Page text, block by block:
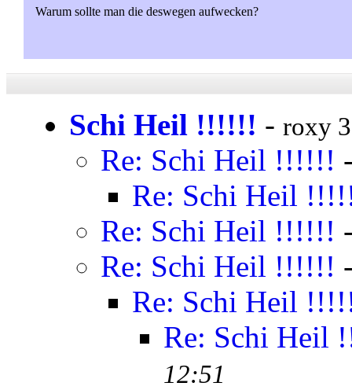
Warum sollte man die deswegen aufwecken?
Schi Heil !!!!!! - roxy
Re: Schi Heil !!!!!!
Re: Schi Heil
Re: Schi Heil !!!!!!
Re: Schi Heil !!!!!!
Re: Schi Heil
Re: Schi Heil
12:51